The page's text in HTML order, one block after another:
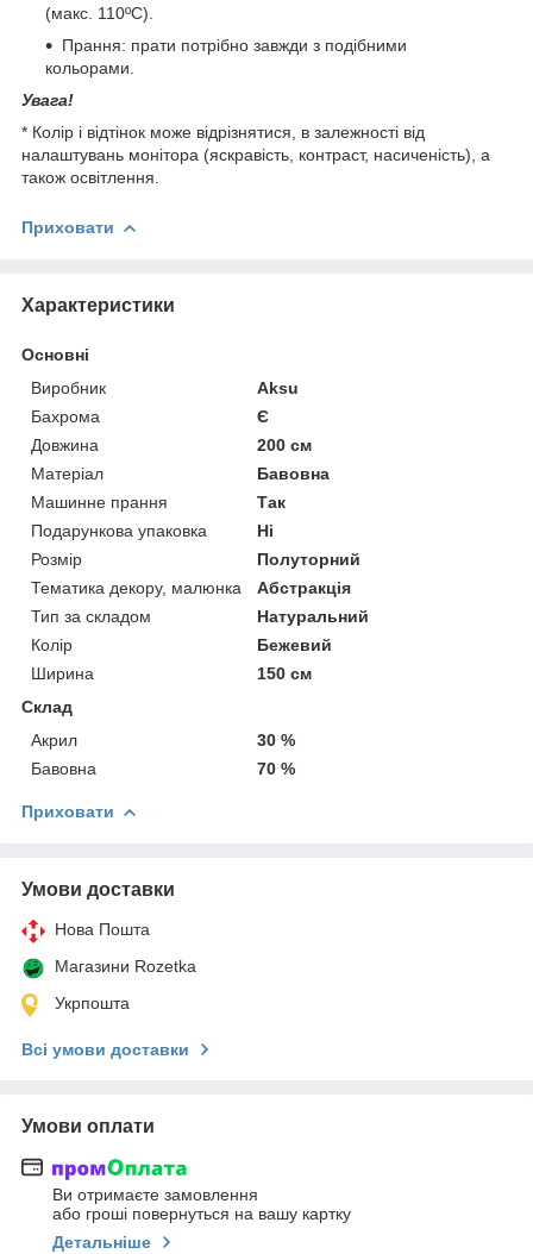
(макс. 110ºC).
Прання: прати потрібно завжди з подібними
кольорами.
Увага!
* Колір і відтінок може відрізнятися, в залежності від
налаштувань монітора (яскравість, контраст, насиченість), а
також освітлення.
Приховати
Характеристики
Основні
Виробник
Aksu
Бахрома
Є
Довжина
200 см
Матеріал
Бавовна
Машинне прання
Так
Подарункова упаковка
Ні
Розмір
Полуторний
Тематика декору, малюнка
Абстракція
Тип за складом
Натуральний
Колір
Бежевий
Ширина
150 см
Склад
Акрил
30 %
Бавовна
70 %
Приховати
Умови доставки
Нова Пошта
Магазини Rozetka
Укрпошта
Всі умови доставки
Умови оплати
Ви отримаєте замовлення
або гроші повернуться на вашу картку
Детальніше